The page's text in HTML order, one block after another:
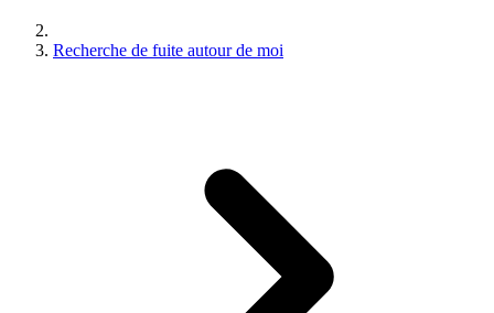
Recherche de fuite autour de moi